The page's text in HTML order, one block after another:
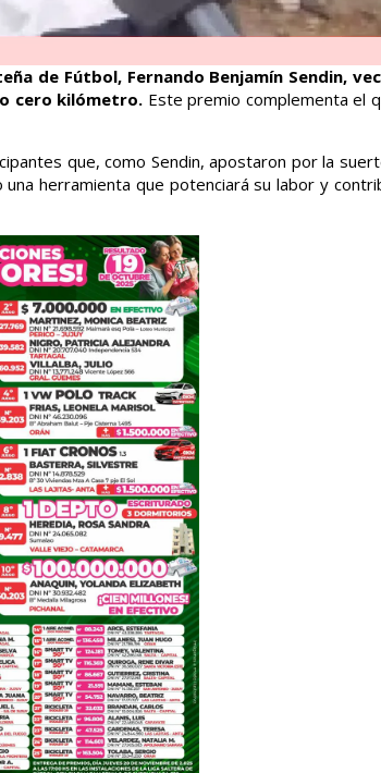
de Fútbol, Fernando Benjamín Sendin,
cero kilómetro. Este premio complementa el
que, como Sendin, apostaron por la
herramienta que potenciará su labor y